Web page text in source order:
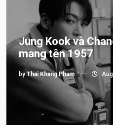
Jung Kook và
mang tên 1957
byThai Khang Pham